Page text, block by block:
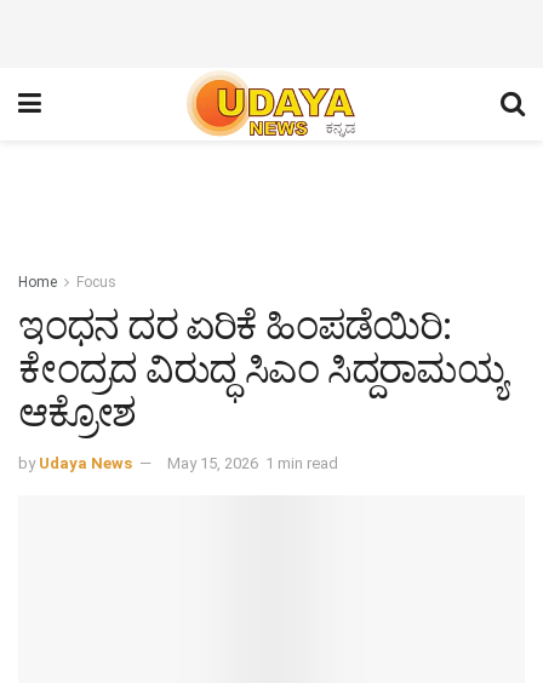
Home Focus
ಇಂಧನ ದರ ಏರಿಕೆ ಹಿಂಪಡೆಯಿರಿ:
ಕೇಂದ್ರದ ವಿರುದ್ಧ ಸಿಎಂ ಸಿದ್ದರಾಮಯ್ಯ
ಆಕ್ರೋಶ
by Udaya News May 15, 2026 1 min read